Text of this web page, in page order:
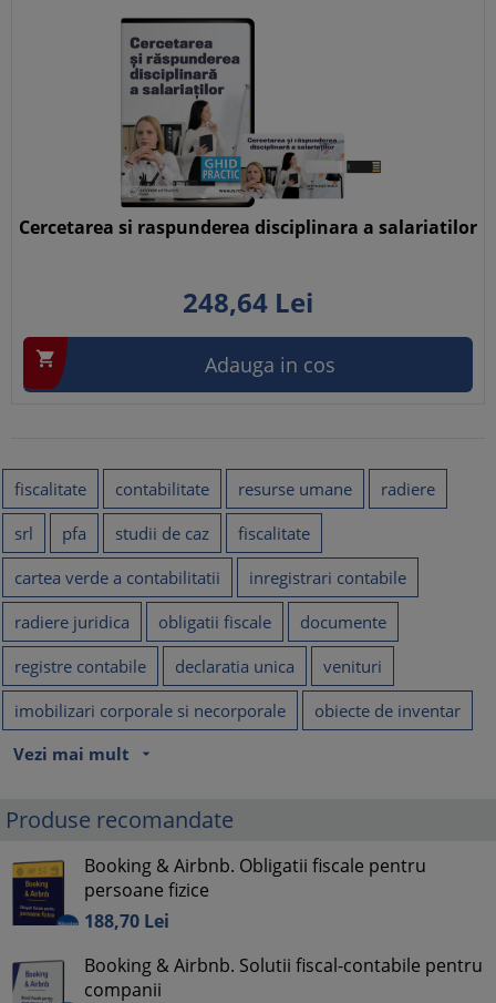
Cercetarea si raspunderea disciplinara a salariatilor
248,64 Lei
 Adauga in cos
fiscalitate contabilitate resurse umane
radiere
srl
pfa studii de caz
fiscalitate
cartea verde a contabilitatii
inregistrari contabile
radiere juridica
obligatii fiscale
documente
registre contabile
declaratia unica
venituri
imobilizari corporale si necorporale
obiecte de inventar
Vezi mai mult
arrow_drop_down
Produse recomandate
Booking & Airbnb. Obligatii fiscale pentru
persoane fizice
188,70 Lei
Booking & Airbnb. Solutii fiscal-contabile pentru
companii